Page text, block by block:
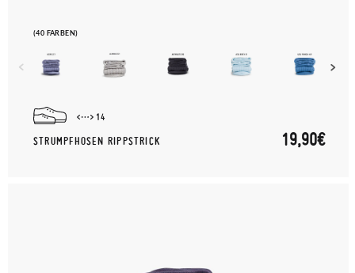
(40 FARBEN)
14
STRUMPFHOSEN RIPPSTRICK 19,90€